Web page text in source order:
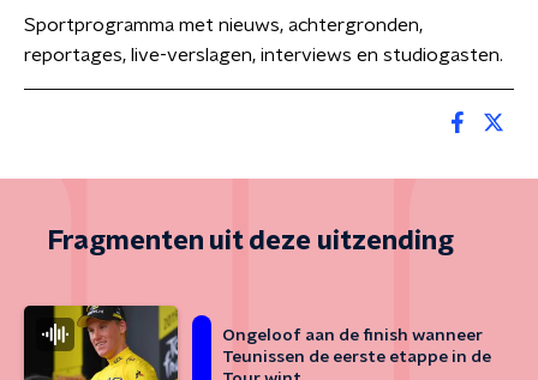
Sportprogramma met nieuws, achtergronden,
reportages, live-verslagen, interviews en studiogasten.
Fragmenten uit deze uitzending
Ongeloof aan de finish wanneer
Teunissen de eerste etappe in de